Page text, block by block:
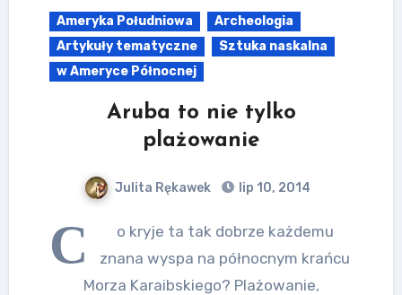
Ameryka Południowa
Archeologia
Artykuły tematyczne
Sztuka naskalna
w Ameryce Północnej
Aruba to nie tylko
plażowanie
Julita Rękawek lip 10, 2014
C
o kryje ta tak dobrze każdemu
znana wyspa na północnym krańcu
Morza Karaibskiego? Plażowanie,